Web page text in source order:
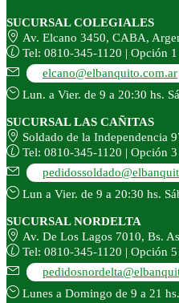
SUCURSAL COLEGIALES
Av. Elcano 3450, CABA,
Tel: 0810-345-1120 | Opción 1
elcano@elbanquito.com.ar
Lun. a Vier. de 9 a 20:30 hs.
SUCURSAL LAS CAÑITAS
Soldado de la Independencia
Tel: 0810-345-1120 | Opción 3
Lun a Vier. de 9 a 20:30 hs.
SUCURSAL NORDELTA
Av. De Los Lagos 7010, Bs.
Tel: 0810-345-1120 | Opción 5
Lunes a Domingo de 9 a 21 hs.